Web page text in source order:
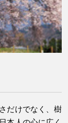
だけでなく、樹